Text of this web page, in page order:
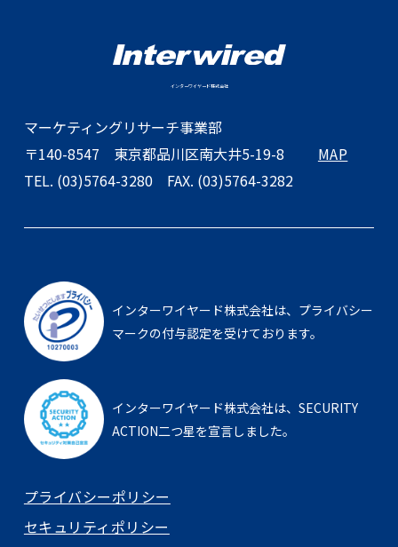
インターワイヤード株式会社
マーケティングリサーチ事業部
〒140-8547 東京都品川区南大井5-19-8
MAP
TEL. (03)5764-3280 FAX. (03)5764-3282
インターワイヤード株式会社は、 プライバシー
マークの付与認定を受けております。
インターワイヤード株式会社は、 SECURITY
ACTION二つ星を宣言しました。
プライバシーポリシー
セキュリティポリシー